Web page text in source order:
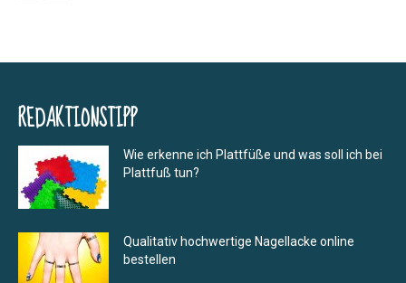
REDAKTIONSTIPP
Wie erkenne ich Plattfüße und was soll ich bei
Plattfuß tun?
Qualitativ hochwertige Nagellacke online
bestellen